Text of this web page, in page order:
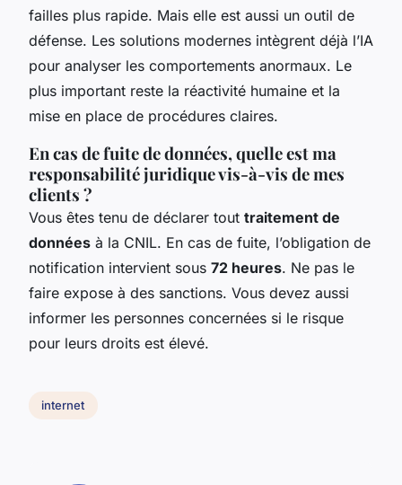
failles plus rapide. Mais elle est aussi un outil de
défense. Les solutions modernes intègrent déjà l’IA
pour analyser les comportements anormaux. Le
plus important reste la réactivité humaine et la
mise en place de procédures claires.
En cas de fuite de données, quelle est ma
responsabilité juridique vis-à-vis de mes
clients ?
Vous êtes tenu de déclarer tout traitement de
données à la CNIL. En cas de fuite, l’obligation de
notification intervient sous 72 heures. Ne pas le
faire expose à des sanctions. Vous devez aussi
informer les personnes concernées si le risque
pour leurs droits est élevé.
internet